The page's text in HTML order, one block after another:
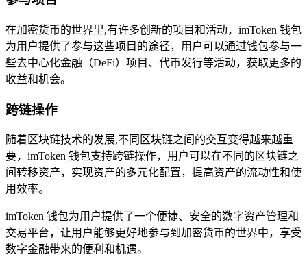
在加密货币的世界里,有许多创新的项目和活动，imToken 钱包
为用户提供了参与这些项目的途径，用户可以通过钱包参与一
些去中心化金融（DeFi）项目、代币发行等活动，获取更多的
收益和机会。
跨链操作
随着区块链技术的发展,不同区块链之间的交互变得越来越重
要，imToken 钱包支持跨链操作，用户可以在不同的区块链之
间转移资产，实现资产的多元化配置，提高资产的流动性和使
用效率。
imToken 钱包为用户提供了一个便捷、安全的数字资产管理和
交易平台，让用户能够更好地参与到加密货币的世界中，享受
数字金融带来的便利和机遇。